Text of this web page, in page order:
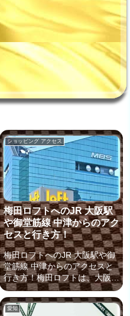
ショッピング アクセス
梅田ロフトへのJR 大阪駅
や御堂筋線 中津からのアク
セスと行き方！
梅田ロフトへのJR 大阪駅や御
堂筋線 中津からのアクセスと
行き方！梅田ロフトは、大阪の
主要駅からのアクセスが便利
で、面白い商品があり 品ぞろ
えも豊富で非常に人気が高いバ
愛知